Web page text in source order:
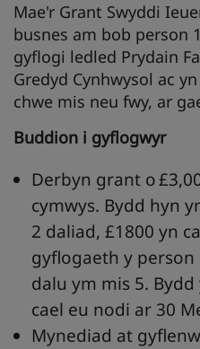
Mae'r Grant Swyddi
busnes am bob person
gyflogi ledled Prydain
Gredyd Cynhwysol ac
chwe mis neu fwy, ar
Buddion i gyflogwyr
Derbyn grant o
cymwys. Bydd hyn
2 daliad, £1800 yn
gyflogaeth y person
dalu ym mis 5.
cael eu nodi ar 30
Mynediad at